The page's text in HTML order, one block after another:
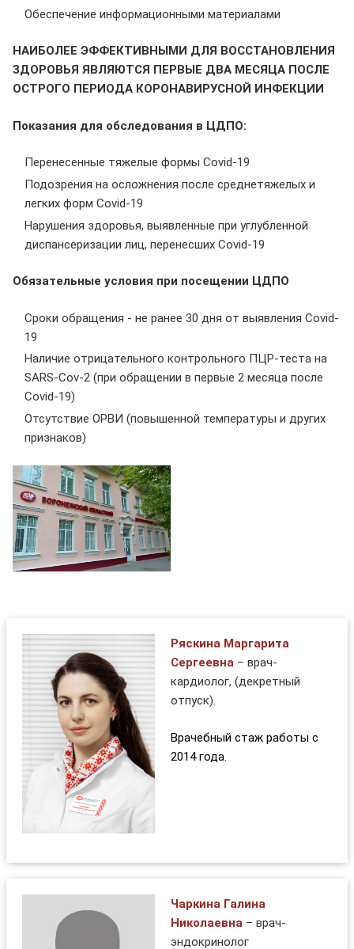
Обеспечение информационными материалами
НАИБОЛЕЕ ЭФФЕКТИВНЫМИ ДЛЯ ВОССТАНОВЛЕНИЯ
ЗДОРОВЬЯ ЯВЛЯЮТСЯ ПЕРВЫЕ ДВА МЕСЯЦА ПОСЛЕ
ОСТРОГО ПЕРИОДА КОРОНАВИРУСНОЙ ИНФЕКЦИИ
Показания для обследования в ЦДПО:
Перенесенные тяжелые формы Covid-19
Подозрения на осложнения после среднетяжелых и
легких форм Covid-19
Нарушения здоровья, выявленные при углубленной
диспансеризации лиц, перенесших Covid-19
Обязательные условия при посещении ЦДПО
Сроки обращения - не ранее 30 дня от выявления Covid-
19
Наличие отрицательного контрольного ПЦР-теста на
SARS-Cov-2 (при обращении в первые 2 месяца после
Covid-19)
Отсутствие ОРВИ (повышенной температуры и других
признаков)
Ряскина Маргарита
Сергеевна – врач-
кардиолог, (декретный
отпуск).
Врачебный стаж работы с
2014 года.
Чаркина Галина
Николаевна – врач-
эндокринолог